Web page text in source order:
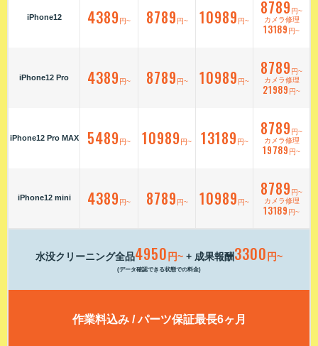
iPhone12
iPhone12 Pro
iPhone12 Pro MAX
iPhone12 mini
4389 円~ 8789 円~ 10989 円~
8789 円~
カメラ修理
13189 円~
4389 円~ 8789 円~ 10989 円~
8789 円~
カメラ修理
21989 円~
5489 円~ 10989 円~ 13189 円~
8789 円~
カメラ修理
19789 円~
4389 円~ 8789 円~ 10989 円~
8789 円~
カメラ修理
13189 円~
水没クリーニング全品4950 円~ + 成果報酬3300 円~
(データ確認できる状態での料金)
作業料込み / パーツ保証最長6ヶ月